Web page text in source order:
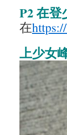
P2 在
在
上少女